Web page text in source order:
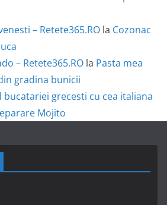
– Retete365.RO la Cozonac
– Retete365.RO la Pasta mea
gradina bunicii
bucatariei grecesti cu cea italiana
Mojito